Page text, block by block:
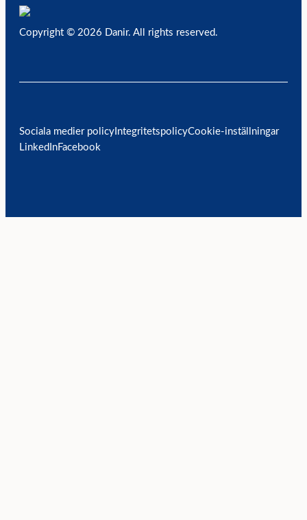
Copyright © 2026 Danir. All rights reserved.
Sociala medier policy IntegritetspolicyCookie-inställningar
LinkedInFacebook